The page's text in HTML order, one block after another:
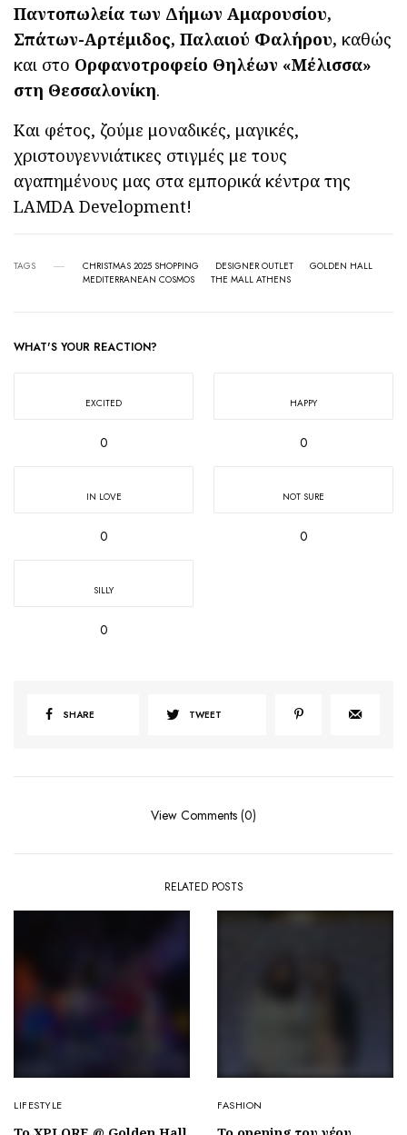
Παντοπωλεία των Δήμων Αμαρουσίου,
Σπάτων-Αρτέμιδος, Παλαιού Φαλήρου, καθώς
και στο Ορφανοτροφείο Θηλέων «Μέλισσα»
στη Θεσσαλονίκη.
Και φέτος, ζούμε μοναδικές, μαγικές,
χριστουγεννιάτικες στιγμές με τους
αγαπημένους μας στα εμπορικά κέντρα της
LAMDA Development!
TAGS CHRISTMAS 2025 SHOPPING DESIGNER OUTLET
GOLDEN HALL
MEDITERRANEAN COSMOS
THE MALL ATHENS
WHAT'S YOUR REACTION?
EXCITED
0
HAPPY
0
IN LOVE
0
NOT SURE
0
SILLY
0
SHARE TWEET
View Comments (0)
RELATED POSTS
LIFESTYLE FASHION